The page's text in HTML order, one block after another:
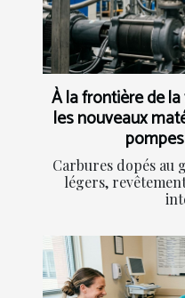
À la frontière de
les nouveaux
Carbures dopés au
légers,